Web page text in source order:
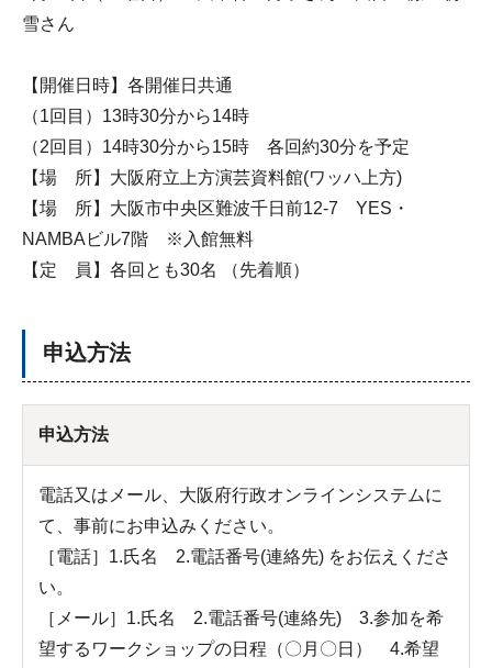
雪さん
【開催日時】各開催日共通
（1回目）13時30分から14時
（2回目）14時30分から15時 各回約30分を予定
【場 所】大阪府立上方演芸資料館(ワッハ上方)
【場 所】大阪市中央区難波千日前12-7 YES・
NAMBAビル7階 ※入館無料
【定 員】各回とも30名 （先着順）
申込方法
申込方法
電話又はメール、大阪府行政オンラインシステムに
て、事前にお申込みください。
［電話］1.氏名 2.電話番号(連絡先) をお伝えくださ
い。
［メール］1.氏名 2.電話番号(連絡先) 3.参加を希
望するワークショップの日程（〇月〇日） 4.希望